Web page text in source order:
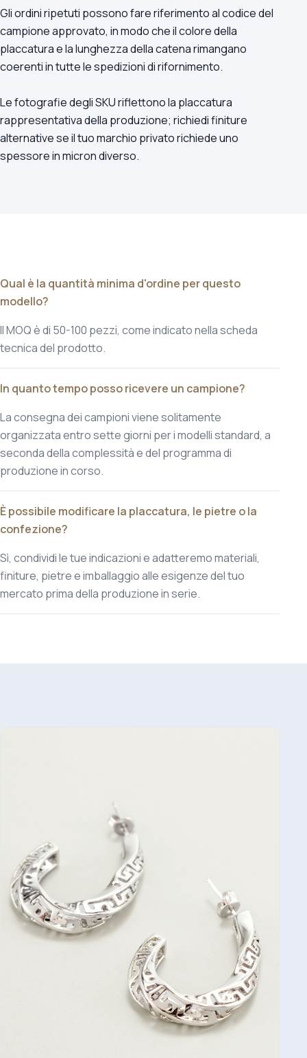
Gli ordini ripetuti possono fare riferimento al codice del
campione approvato, in modo che il colore della
placcatura e la lunghezza della catena rimangano
coerenti in tutte le spedizioni di rifornimento.
Le fotografie degli SKU riflettono la placcatura
rappresentativa della produzione; richiedi finiture
alternative se il tuo marchio privato richiede uno
spessore in micron diverso.
Qual è la quantità minima d'ordine per questo
modello?
Il MOQ è di 50-100 pezzi, come indicato nella scheda
tecnica del prodotto.
In quanto tempo posso ricevere un campione?
La consegna dei campioni viene solitamente
organizzata entro sette giorni per i modelli standard, a
seconda della complessità e del programma di
produzione in corso.
È possibile modificare la placcatura, le pietre o la
confezione?
Sì, condividi le tue indicazioni e adatteremo materiali,
finiture, pietre e imballaggio alle esigenze del tuo
mercato prima della produzione in serie.